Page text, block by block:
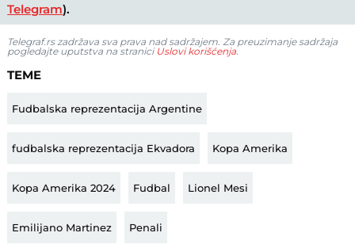
Telegram).
Telegraf.rs zadržava sva prava nad sadržajem. Za preuzimanje sadržaja
pogledajte uputstva na stranici Uslovi korišćenja.
TEME
Fudbalska reprezentacija Argentine
fudbalska reprezentacija Ekvadora Kopa Amerika
Kopa Amerika 2024 Fudbal Lionel Mesi
Emilijano Martinez Penali